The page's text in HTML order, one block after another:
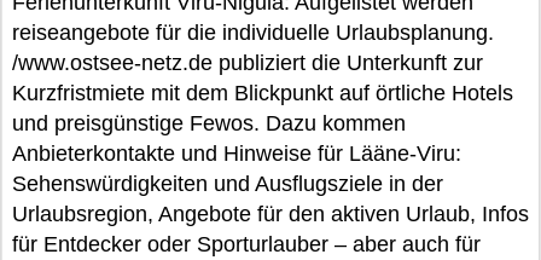
reiseangebote für die individuelle Urlaubsplanung.
/www.ostsee-netz.de publiziert die Unterkunft zur
Kurzfristmiete mit dem Blickpunkt auf örtliche Hotels
und preisgünstige Fewos. Dazu kommen
Anbieterkontakte und Hinweise für Lääne-Viru:
Sehenswürdigkeiten und Ausflugsziele in der
Urlaubsregion, Angebote für den aktiven Urlaub, Infos
für Entdecker oder Sporturlauber – aber auch für